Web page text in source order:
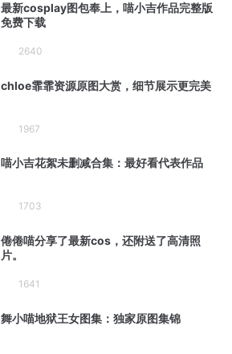
最新cosplay图包奉上，喵小吉作品完整版
免费下载
2640
chloe霏霏资源原图大赏，细节展示更完美
1967
喵小吉花絮未删减合集：最好看代表作品
1703
倦倦喵分享了最新cos，还附送了高清照
片。
1641
舞小喵地狱王女图集：独家原图集锦